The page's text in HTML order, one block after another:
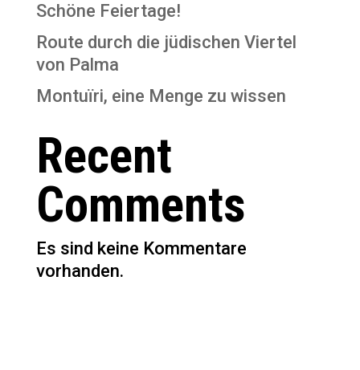
Schöne Feiertage!
Route durch die jüdischen Viertel
von Palma
Montuïri, eine Menge zu wissen
Recent
Comments
Es sind keine Kommentare
vorhanden.